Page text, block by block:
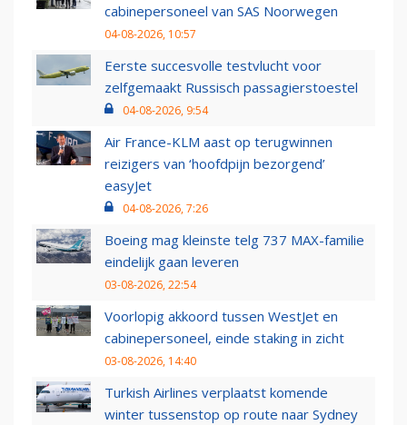
cabinepersoneel van SAS Noorwegen
04-08-2026, 10:57
Eerste succesvolle testvlucht voor
zelfgemaakt Russisch passagierstoestel
04-08-2026, 9:54
Air France-KLM aast op terugwinnen
reizigers van ‘hoofdpijn bezorgend’
easyJet
04-08-2026, 7:26
Boeing mag kleinste telg 737 MAX-familie
eindelijk gaan leveren
03-08-2026, 22:54
Voorlopig akkoord tussen WestJet en
cabinepersoneel, einde staking in zicht
03-08-2026, 14:40
Turkish Airlines verplaatst komende
winter tussenstop op route naar Sydney